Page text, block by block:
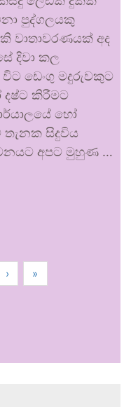
පුද්ගලයකු
වාතාවරණයක් අද
දිවා කල
ඩෙංගු මදුරුවකුට
කිරීමට
හෝ
සිදුවිය
අපට මුහුණ …
› »